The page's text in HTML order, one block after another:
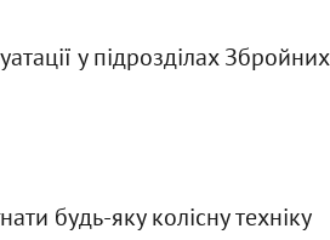
у підрозділах Збройних
будь-яку колісну техніку